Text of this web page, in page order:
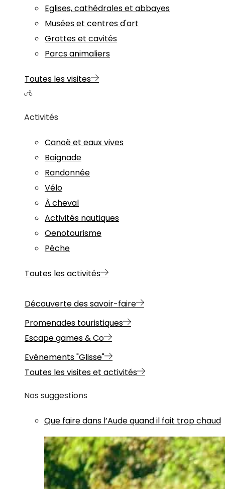
Eglises, cathédrales et abbayes
Musées et centres d'art
Grottes et cavités
Parcs animaliers
Toutes les visites
Activités
Canoë et eaux vives
Baignade
Randonnée
Vélo
À cheval
Activités nautiques
Oenotourisme
Pêche
Toutes les activités
Découverte des savoir-faire
Promenades touristiques
Escape games & Co
Evénements "Glisse"
Toutes les visites et activités
Nos suggestions
Que faire dans l’Aude quand il fait trop chaud